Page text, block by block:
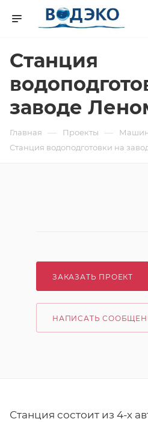
Станция
заводе
Главная — Проекты —
Станция водоподготовки на
ЗАКАЗАТЬ ПРОЕКТ
НАПИСАТЬ
Станция состоит из 4-х